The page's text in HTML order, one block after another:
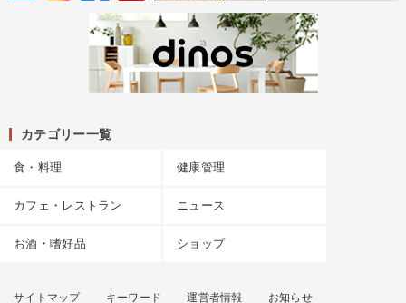
カテゴリー一覧
食・料理 健康管理
カフェ・レストラン ニュース
お酒・嗜好品 ショップ
サイトマップ キーワード 運営者情報 お知らせ